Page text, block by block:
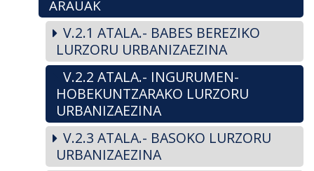
ARAUAK
V.2.1 ATALA.- BABES BEREZIKO
LURZORU URBANIZAEZINA
V.2.2 ATALA.- INGURUMEN-
HOBEKUNTZARAKO LURZORU
URBANIZAEZINA
V.2.3 ATALA.- BASOKO LURZORU
URBANIZAEZINA